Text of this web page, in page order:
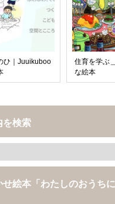
ひ｜Juuikuboo
住育を学ぶ
な絵本
を検索
せ絵本「わたしのおうち